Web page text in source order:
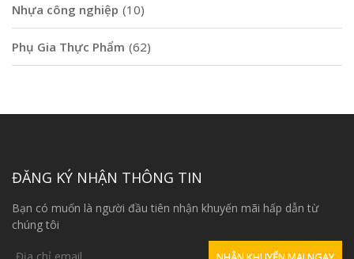
Nhựa công nghiệp (10)
Phụ Gia Thực Phẩm (62)
ĐĂNG KÝ NHẬN THÔNG TIN
Bạn có muốn là người đầu tiên nhận khuyến mãi hấp dẫn từ
chúng tôi